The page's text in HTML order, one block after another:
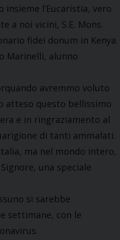
l’Eucaristia, vero
a noi vicini, S.E. Mons.
fidei donum in Kenya.
Marinelli, alunno
avremmo voluto
atteso questo bellissimo
e in ringraziamento al
di tanti ammalati.
ma nel mondo intero,
una speciale
si sarebbe
settimane, con le